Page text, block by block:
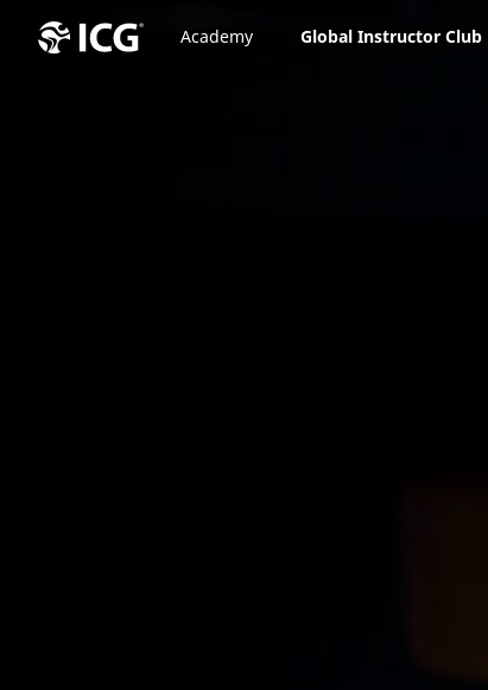
Academy Global Instructor Club